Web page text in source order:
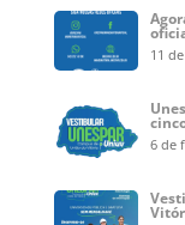
11
6 de